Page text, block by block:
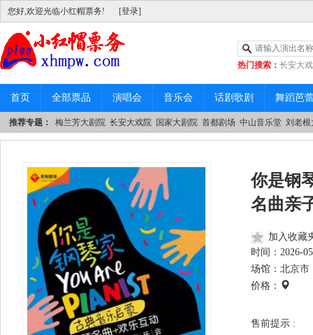
您好,欢迎光临小红帽票务! [登录]
热门搜索： 长安大
|中山音乐堂
首页 全部票品 演唱会 音乐会 话剧歌剧 舞蹈芭
推荐专题： 梅兰芳大剧院 长安大戏院 国家大剧院 首都剧场 中山音乐堂 刘老根
你是钢
名曲亲
加入收藏
时间： 2026-
场馆：北京市
价格：
售前提示 :